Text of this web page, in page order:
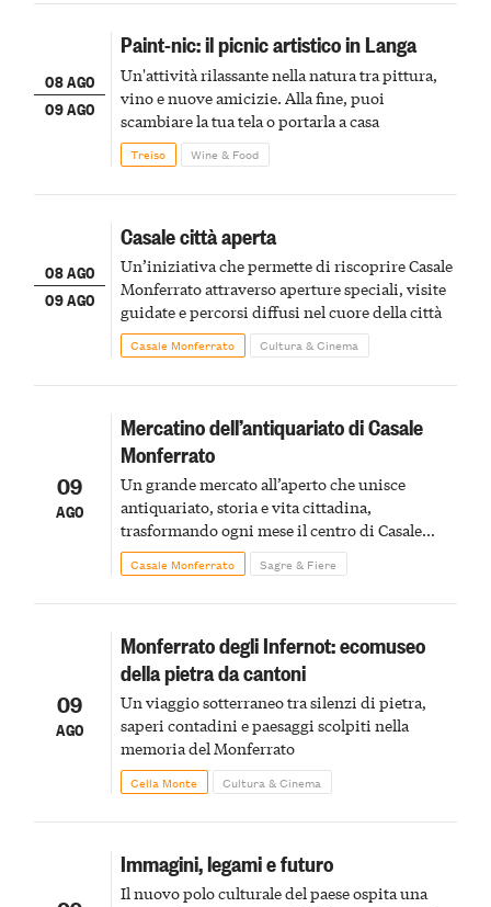
08 AGO
09 AGO
Paint-nic: il picnic artistico in Langa
Un'attività rilassante nella natura tra pittura,
vino e nuove amicizie. Alla fine, puoi
scambiare la tua tela o portarla a casa
Treiso Wine & Food
08 AGO
09 AGO
Casale città aperta
Un’iniziativa che permette di riscoprire Casale
Monferrato attraverso aperture speciali, visite
guidate e percorsi diffusi nel cuore della città
Casale Monferrato Cultura & Cinema
09
AGO
Mercatino dell’antiquariato di Casale
Monferrato
Un grande mercato all’aperto che unisce
antiquariato, storia e vita cittadina,
trasformando ogni mese il centro di Casale
Monferrato in un luogo di scoperta e racconto
Casale Monferrato Sagre & Fiere
09
AGO
Monferrato degli Infernot: ecomuseo
della pietra da cantoni
Un viaggio sotterraneo tra silenzi di pietra,
saperi contadini e paesaggi scolpiti nella
memoria del Monferrato
Cella Monte Cultura & Cinema
Immagini, legami e futuro
Il nuovo polo culturale del paese ospita una